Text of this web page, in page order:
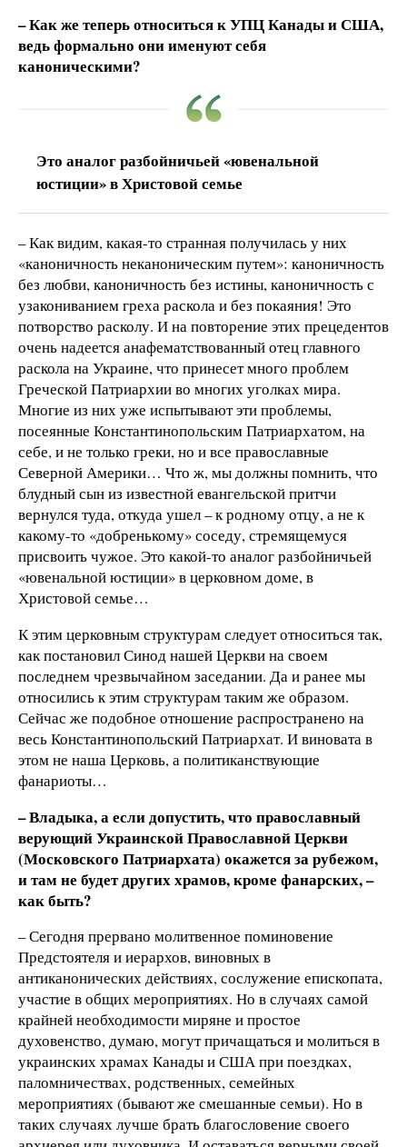
– Как же теперь относиться к УПЦ Канады и США,
ведь формально они именуют себя
каноническими?
Это аналог разбойничьей «ювенальной
юстиции» в Христовой семье
– Как видим, какая-то странная получилась у них
«каноничность неканоническим путем»: каноничность
без любви, каноничность без истины, каноничность с
узакониванием греха раскола и без покаяния! Это
потворство расколу. И на повторение этих прецедентов
очень надеется анафематствованный отец главного
раскола на Украине, что принесет много проблем
Греческой Патриархии во многих уголках мира.
Многие из них уже испытывают эти проблемы,
посеянные Константинопольским Патриархатом, на
себе, и не только греки, но и все православные
Северной Америки… Что ж, мы должны помнить, что
блудный сын из известной евангельской притчи
вернулся туда, откуда ушел – к родному отцу, а не к
какому-то «добренькому» соседу, стремящемуся
присвоить чужое. Это какой-то аналог разбойничьей
«ювенальной юстиции» в церковном доме, в
Христовой семье…
К этим церковным структурам следует относиться так,
как постановил Синод нашей Церкви на своем
последнем чрезвычайном заседании. Да и ранее мы
относились к этим структурам таким же образом.
Сейчас же подобное отношение распространено на
весь Константинопольский Патриархат. И виновата в
этом не наша Церковь, а политиканствующие
фанариоты…
– Владыка, а если допустить, что православный
верующий Украинской Православной Церкви
(Московского Патриархата) окажется за рубежом,
и там не будет других храмов, кроме фанарских, –
как быть?
– Сегодня прервано молитвенное поминовение
Предстоятеля и иерархов, виновных в
антиканонических действиях, сослужение епископата,
участие в общих мероприятиях. Но в случаях самой
крайней необходимости миряне и простое
духовенство, думаю, могут причащаться и молиться в
украинских храмах Канады и США при поездках,
паломничествах, родственных, семейных
мероприятиях (бывают же смешанные семьи). Но в
таких случаях лучше брать благословение своего